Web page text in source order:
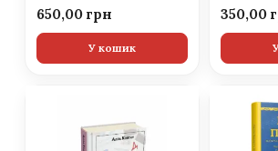
650,00
У кошик
350,00